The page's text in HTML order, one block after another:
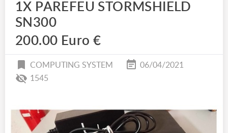
1X PAREFEU STORMSHIELD
SN300
200.00 Euro €
COMPUTING SYSTEM
06/04/2021
1545